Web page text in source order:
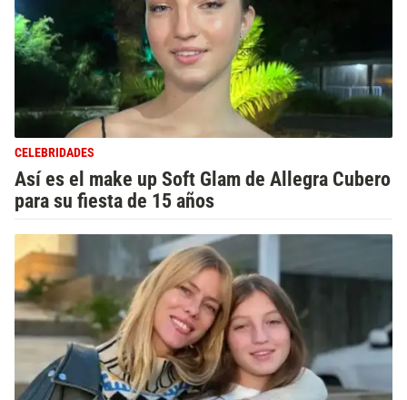
CELEBRIDADES
Así es el make up Soft Glam de Allegra Cubero
para su fiesta de 15 años